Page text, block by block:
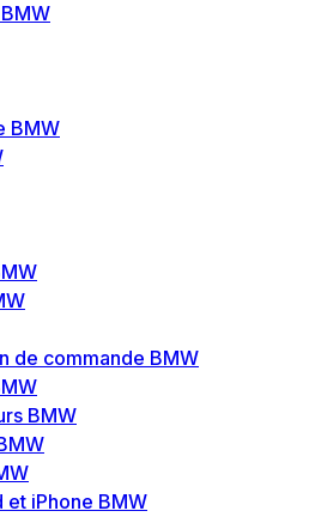
BMW
de commande BMW
BMW
et iPhone BMW